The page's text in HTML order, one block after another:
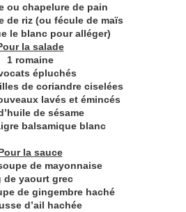
ou chapelure de pain
de riz (ou fécule de maïs
le blanc pour alléger)
la salade
1 romaine
épluchés
de coriandre ciselées
lavés et émincés
de sésame
balsamique blanc
la sauce
de mayonnaise
de yaourt grec
de gingembre haché
d’ail hachée